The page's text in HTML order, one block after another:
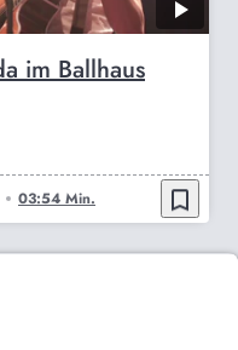
im Ballhaus
03:54 Min. bookmark_border